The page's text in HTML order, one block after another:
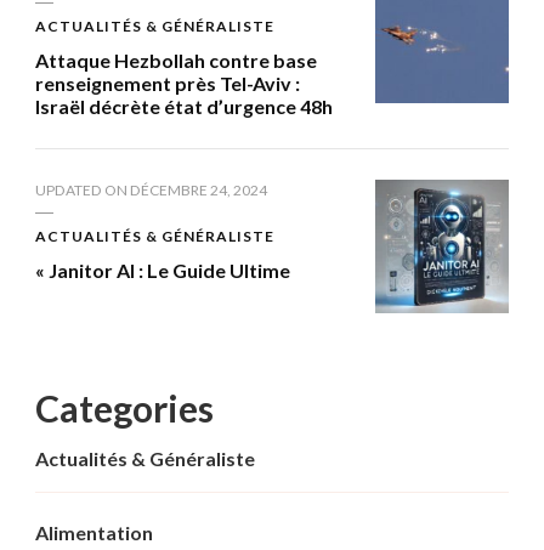
ACTUALITÉS & GÉNÉRALISTE
Attaque Hezbollah contre base
renseignement près Tel-Aviv :
Israël décrète état d’urgence 48h
UPDATED ON DÉCEMBRE 24, 2024
ACTUALITÉS & GÉNÉRALISTE
« Janitor AI : Le Guide Ultime
Categories
Actualités & Généraliste
Alimentation